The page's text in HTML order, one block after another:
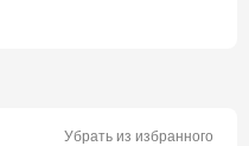
Убрать из избранного